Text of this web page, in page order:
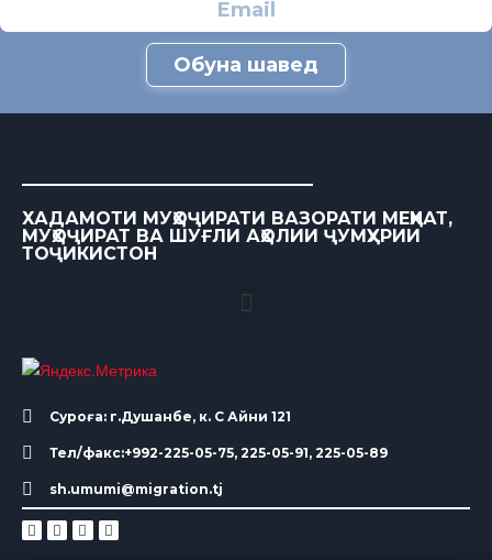
Обуна шавед
ХАДАМОТИ МУҲОҶИРАТИ ВАЗОРАТИ МЕҲНАТ,
МУҲОҶИРАТ ВА ШУҒЛИ АҲОЛИИ ҶУМҲУРИИ
ТОҶИКИСТОН
Суроға: г.Душанбе, к. С Айни 121
Тел/факс:+992-225-05-75, 225-05-91, 225-05-89
sh.umumi@migration.tj